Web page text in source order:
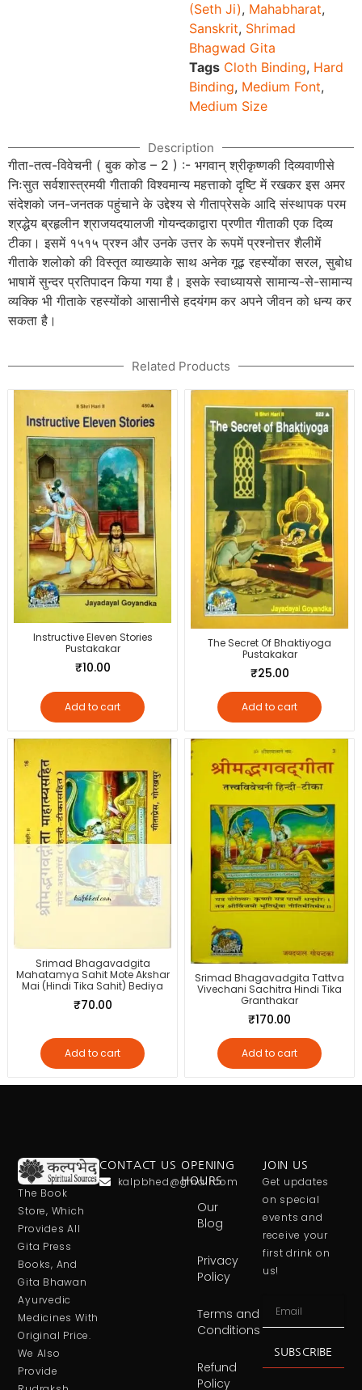
(Seth Ji), Mahabharat,
Sanskrit, Shrimad
Bhagwad Gita
Tags Cloth Binding, Hard
Binding, Medium Font,
Medium Size
Description
गीता-तत्व-विवेचनी ( बुक कोड – 2 ) :- भगवान् श्रीकृष्णकी दिव्यवाणीसे
निःसुत सर्वशास्त्रमयी गीताकी विश्वमान्य महत्ताको दृष्टि में रखकर इस अमर
संदेशको जन-जनतक पहुंचाने के उद्देश्य से गीताप्रेसके आदि संस्थापक परम
श्रद्धेय ब्रहृलीन श्राजयदयालजी गोयन्दकाद्वारा प्रणीत गीताकी एक दिव्य
टीका। इसमें १५१५ प्रश्न और उनके उत्तर के रूपमें प्रश्नोत्तर शैलीमें
गीताके शलोको की विस्तृत व्याख्याके साथ अनेक गूढ़ रहस्योंका सरल, सुबोध
भाषामें सुन्दर प्रतिपादन किया गया है। इसके स्वाध्यायसे सामान्य-से-सामान्य
व्यक्कि भी गीताके रहस्योंको आसानीसे हदयंगम कर अपने जीवन को धन्य कर
सकता है।
Related Products
Instructive Eleven Stories
Pustakakar
₹10.00
Add to cart
The Secret Of Bhaktiyoga
Pustakakar
₹25.00
Add to cart
Srimad Bhagavadgita
Mahatamya Sahit Mote Akshar
Mai (Hindi Tika Sahit) Bediya
₹70.00
Add to cart
Srimad Bhagavadgita Tattva
Vivechani Sachitra Hindi Tika
Granthakar
₹170.00
Add to cart
The Book
Store, Which
Provides All
Gita Press
Books, And
Gita Bhawan
Ayurvedic
Medicines With
Original Price.
We Also
Provide
CONTACT US
kalpbhed@gmail.com
OPENING
HOURS
Our
Blog
Privacy
Policy
Terms and
Conditions
Refund
Policy
JOIN US
Get updates
on special
events and
receive your
first drink on
us!
SUBSCRIBE